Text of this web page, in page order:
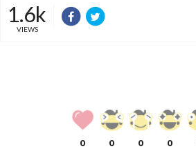
1.6k
VIEWS
0 0 0 0